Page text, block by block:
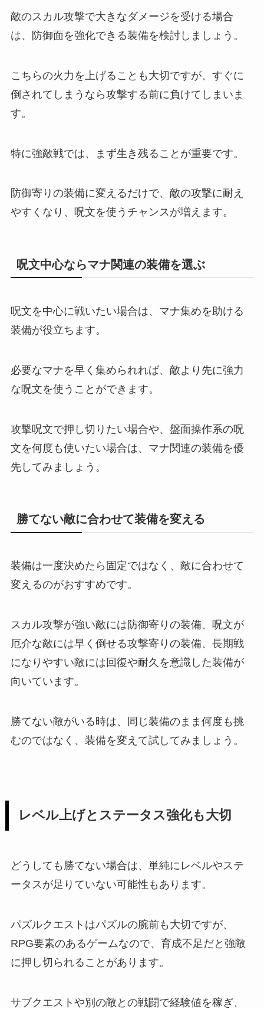
敵のスカル攻撃で大きなダメージを受ける場合
は、防御面を強化できる装備を検討しましょう。
こちらの火力を上げることも大切ですが、すぐに
倒されてしまうなら攻撃する前に負けてしまいま
す。
特に強敵戦では、まず生き残ることが重要です。
防御寄りの装備に変えるだけで、敵の攻撃に耐え
やすくなり、呪文を使うチャンスが増えます。
呪文中心ならマナ関連の装備を選ぶ
呪文を中心に戦いたい場合は、マナ集めを助ける
装備が役立ちます。
必要なマナを早く集められれば、敵より先に強力
な呪文を使うことができます。
攻撃呪文で押し切りたい場合や、盤面操作系の呪
文を何度も使いたい場合は、マナ関連の装備を優
先してみましょう。
勝てない敵に合わせて装備を変える
装備は一度決めたら固定ではなく、敵に合わせて
変えるのがおすすめです。
スカル攻撃が強い敵には防御寄りの装備、呪文が
厄介な敵には早く倒せる攻撃寄りの装備、長期戦
になりやすい敵には回復や耐久を意識した装備が
向いています。
勝てない敵がいる時は、同じ装備のまま何度も挑
むのではなく、装備を変えて試してみましょう。
レベル上げとステータス強化も大切
どうしても勝てない場合は、単純にレベルやステ
ータスが足りていない可能性もあります。
パズルクエストはパズルの腕前も大切ですが、
RPG要素のあるゲームなので、育成不足だと強敵
に押し切られることがあります。
サブクエストや別の敵との戦闘で経験値を稼ぎ、